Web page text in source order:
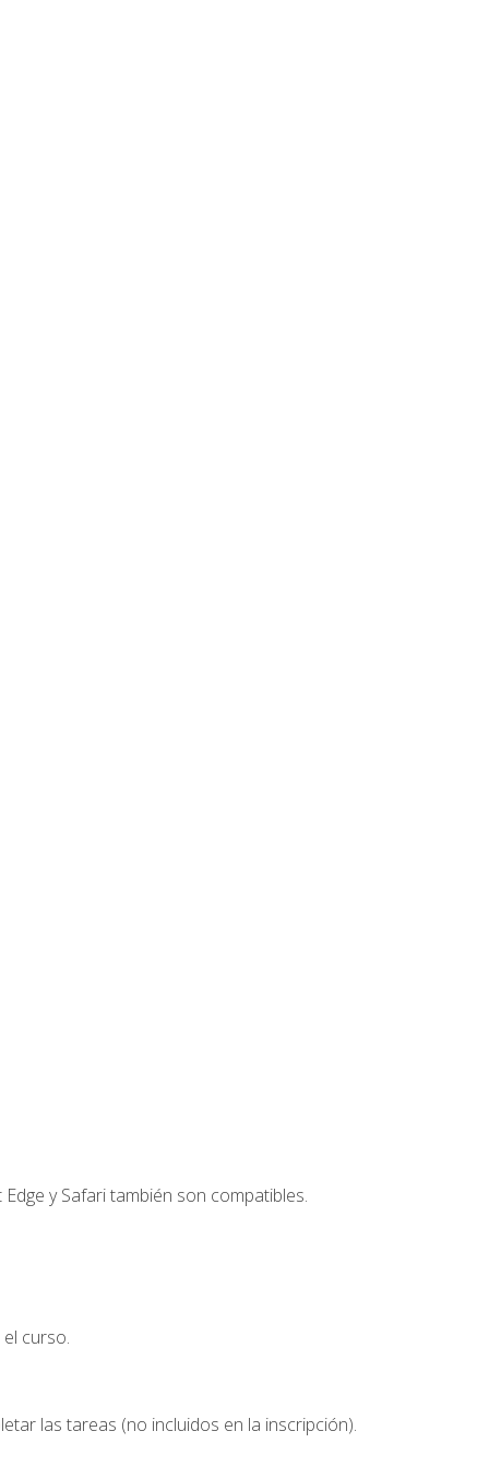
y Safari también son compatibles.
curso.
las tareas (no incluidos en la inscripción).